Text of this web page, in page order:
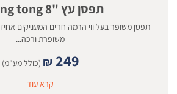
תפסן עץ "8 Lifting tong
תפסן משופר בעל ווי הרמה חדים המעניקים
משופרת ורכה...
₪ 249
(כולל מע"מ)
קרא עוד